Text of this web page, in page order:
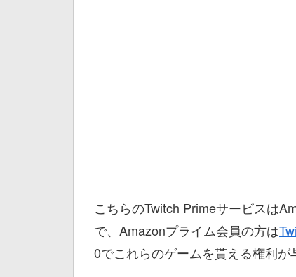
こちらのTwitch Primeサービスは
で、Amazonプライム会員の方は
0でこれらのゲームを貰える権利が